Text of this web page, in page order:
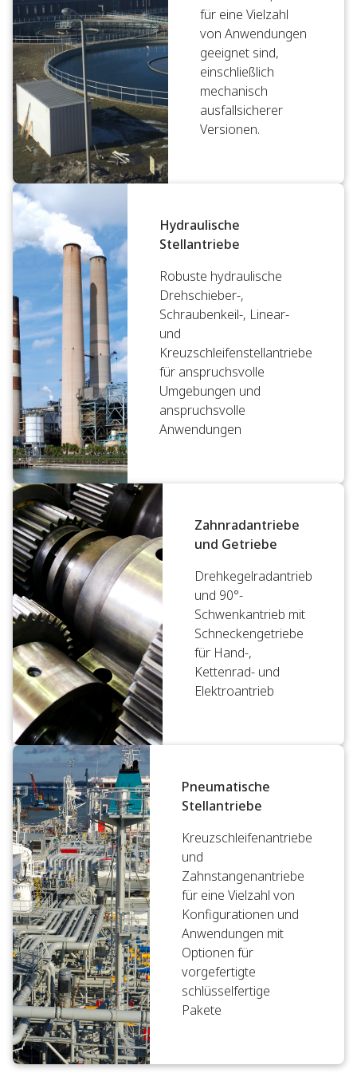
für eine Vielzahl
von Anwendungen
geeignet sind,
einschließlich
mechanisch
ausfallsicherer
Versionen.
Hydraulische
Stellantriebe
Robuste hydraulische
Drehschieber-,
Schraubenkeil-, Linear-
und
Kreuzschleifenstellantriebe
für anspruchsvolle
Umgebungen und
anspruchsvolle
Anwendungen
Zahnradantriebe
und Getriebe
Drehkegelradantrieb
und 90°-
Schwenkantrieb mit
Schneckengetriebe
für Hand-,
Kettenrad- und
Elektroantrieb
Pneumatische
Stellantriebe
Kreuzschleifenantriebe
und
Zahnstangenantriebe
für eine Vielzahl von
Konfigurationen und
Anwendungen mit
Optionen für
vorgefertigte
schlüsselfertige
Pakete